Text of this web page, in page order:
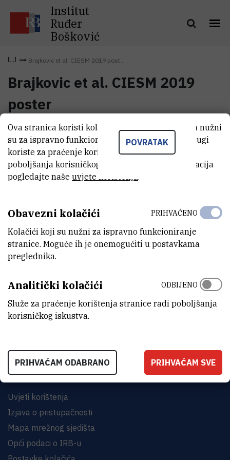
Institut
Ruđer
Bošković
Brajkovic et al. CIESM 2019 post...
Brajkovic et al. CIESM 2019
poster
Brajkovic et al. CIESM 2019
poster
(1,9 MB)
INSTITUT RUĐER BOŠKOVIĆ
Bijenička cesta 54, 10000 Zagreb
KONTAKTIRAJTE NAS
Uvjeti korištenja
Izjava o pristupačnosti
Mapa mrežnog sjedišta
Opći podaci o IRB-u
POVRATAK
Ova stranica koristi kolačiće. Neki od tih kolačića nužni
su za ispravno funkcioniranje stranice, dok se drugi
koriste za praćenje korištenja stranice radi
poboljšanja korisničkog iskustva. Za više informacija
pogledajte naše uvjete korištenja.
Obavezni kolačići
Kolačići koji su nužni za ispravno funkcioniranje
stranice. Moguće ih je onemogućiti u postavkama
preglednika.
PRIHVAĆENO
Analitički kolačići
Služe za praćenje korištenja stranice radi poboljšanja
korisničkog iskustva.
ODBIJENO
PRIHVAĆAM ODABRANO PRIHVAĆAM SVE